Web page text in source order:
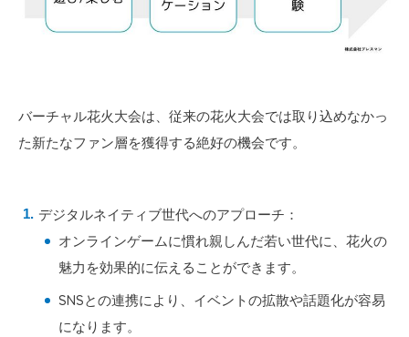
バーチャル花火大会は、従来の花火大会では取り込めなかっ
た新たなファン層を獲得する絶好の機会です。
デジタルネイティブ世代へのアプローチ：
オンラインゲームに慣れ親しんだ若い世代に、花火の
魅力を効果的に伝えることができます。
SNSとの連携により、イベントの拡散や話題化が容易
になります。